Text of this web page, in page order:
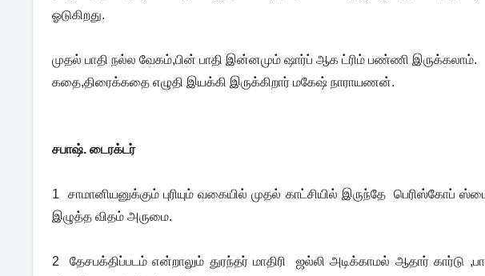
ஓடுகிறது.
முதல் பாதி நல்ல வேகம்,பின் பாதி இன்னமும் ஷார்ப் ஆக ட்ரிம் பண்ணி இருக்கலாம்.
கதை,திரைக்கதை எழுதி இயக்கி இருக்கிறார் மகேஷ் நாராயணன்.
சபாஷ். டைரக்டர்
1 சாமானியனுக்கும் புரியும் வகையில் முதல் காட்சியில் இருந்தே பெரிஸ்கோப்
இழுத்த விதம் அருமை.
2 தேசபக்திப்படம் என்றாலும் துரந்தர் மாதிரி ஜல்லி அடிக்காமல் ஆதார்